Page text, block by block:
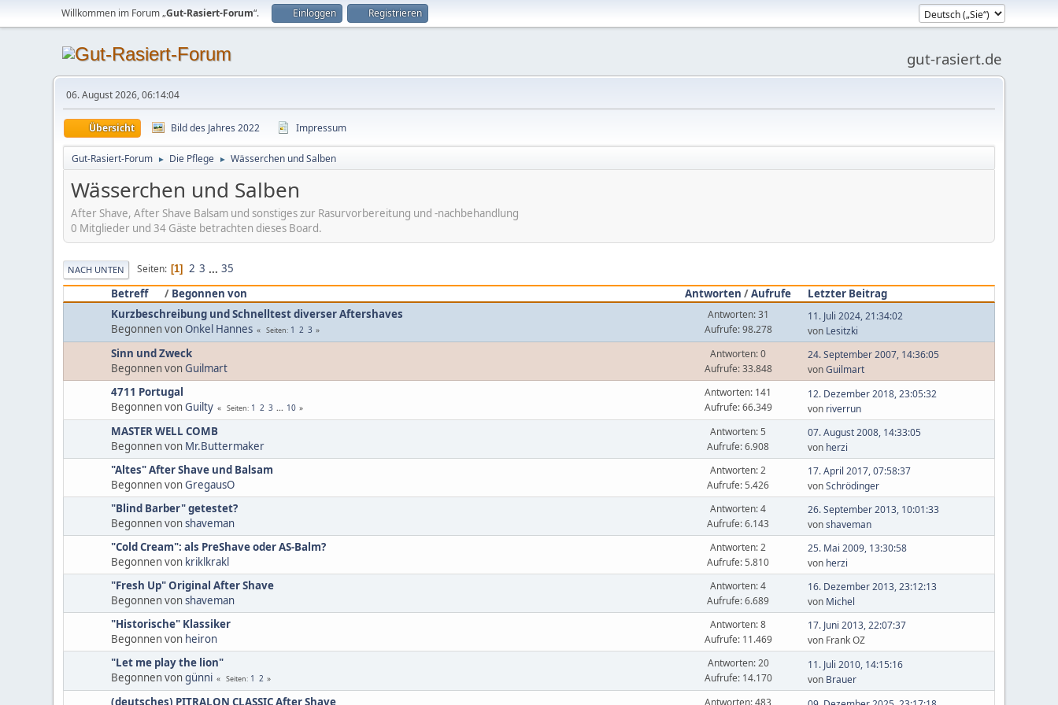
Willkommen im Forum „Gut-Rasiert-Forum“. Einloggen Registrieren
gut-rasiert.de
06. August 2026, 06:14:04
Übersicht Bild des Jahres 2022 Impressum
Gut-Rasiert-Forum ► Die Pflege ► Wässerchen und Salben
Wässerchen und Salben
After Shave, After Shave Balsam und sonstiges zur Rasurvorbereitung und -nachbehandlung
0 Mitglieder und 34 Gäste betrachten dieses Board.
NACH UNTEN Seiten 1 2 3 ... 35
Betreff
/ Begonnen von Antworten /Aufrufe
Letzter Beitrag
Kurzbeschreibung und Schnelltest diverser Aftershaves
Begonnen von Onkel Hannes Seiten 1 2 3
Antworten: 31
Aufrufe: 98.278
11. Juli 2024, 21:34:02
von Lesitzki
Sinn und Zweck
Begonnen vonGuilmart
Antworten: 0
Aufrufe: 33.848
24. September 2007, 14:36:05
vonGuilmart
4711 Portugal
Begonnen vonGuilty Seiten 1 2 3 ... 10
Antworten: 141
Aufrufe: 66.349
12. Dezember 2018, 23:05:32
von riverrun
MASTER WELL COMB
Begonnen von Mr.Buttermaker
Antworten: 5
Aufrufe: 6.908
07. August 2008, 14:33:05
von herzi
"Altes" After Shave und Balsam
Begonnen vonGregausO
Antworten: 2
Aufrufe: 5.426
17. April 2017, 07:58:37
vonSchrödinger
"Blind Barber" getestet?
Begonnen vonshaveman
Antworten: 4
Aufrufe: 6.143
26. September 2013, 10:01:33
vonshaveman
"Cold Cream": als PreShave oder AS-Balm?
Begonnen von kriklkrakl
Antworten: 2
Aufrufe: 5.810
25. Mai 2009, 13:30:58
von herzi
"Fresh Up" Original After Shave
Begonnen vonshaveman
Antworten: 4
Aufrufe: 6.689
16. Dezember 2013, 23:12:13
von Michel
"Historische" Klassiker
Begonnen von heiron
Antworten: 8
Aufrufe: 11.469
17. Juni 2013, 22:07:37
von Frank OZ
"Let me play the lion"
Begonnen vongünni Seiten 1 2
Antworten: 20
Aufrufe: 14.170
11. Juli 2010, 14:15:16
von Brauer
(deutsches) PITRALON CLASSIC After Shave
Antworten: 483